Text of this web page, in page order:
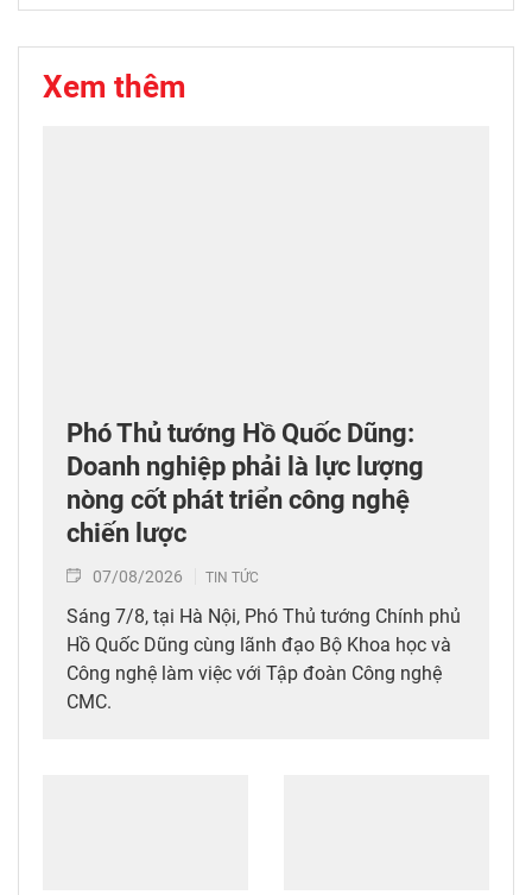
Xem thêm
Phó Thủ tướng Hồ Quốc Dũng:
Doanh nghiệp phải là lực lượng
nòng cốt phát triển công nghệ
chiến lược
07/08/2026 TIN TỨC
Sáng 7/8, tại Hà Nội, Phó Thủ tướng Chính phủ
Hồ Quốc Dũng cùng lãnh đạo Bộ Khoa học và
Công nghệ làm việc với Tập đoàn Công nghệ
CMC.